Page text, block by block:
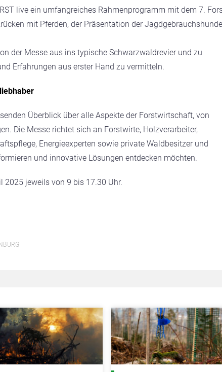
live ein umfangreiches Rahmenprogramm mit dem 7.
mit Pferden, der Präsentation der
der Messe aus ins typische Schwarzwaldrevier und zu
Erfahrungen aus erster Hand zu vermitteln.
Überblick über alle Aspekte der Forstwirtschaft, von
Die Messe richtet sich an Forstwirte, Holzverarbeiter,
Energieexperten sowie private Waldbesitzer und
und innovative Lösungen entdecken möchten.
2025 jeweils von 9 bis 17.30 Uhr.